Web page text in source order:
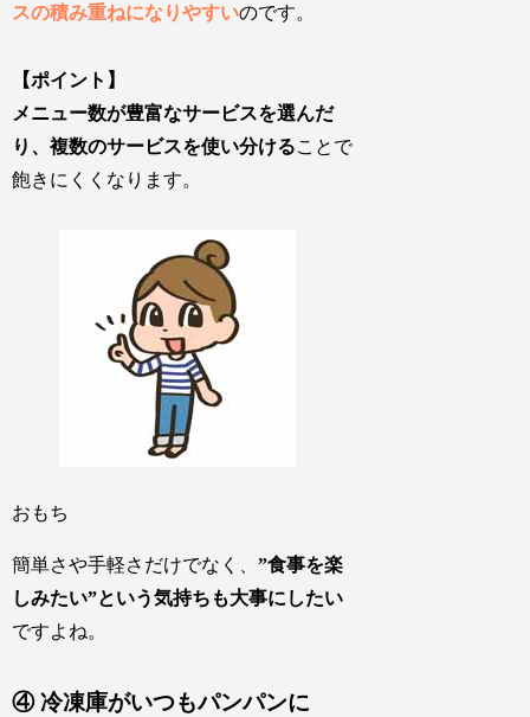
スの積み重ねになりやすいのです。
【ポイント】
メニュー数が豊富なサービスを選んだ
り、複数のサービスを使い分けることで
飽きにくくなります。
おもち
簡単さや手軽さだけでなく、”食事を楽
しみたい”という気持ちも大事にしたい
ですよね。
④ 冷凍庫がいつもパンパンに